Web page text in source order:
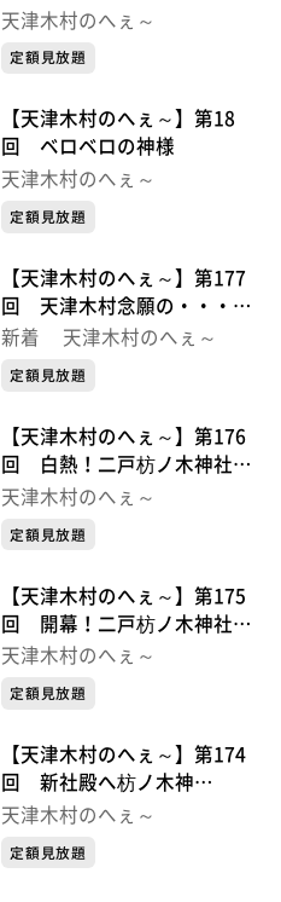
る 南部・伊達の藩境①
天津木村のへぇ～
定額見放題
【天津木村のへぇ～】第18
回 ベロベロの神様
天津木村のへぇ～
定額見放題
【天津木村のへぇ～】第177
回 天津木村念願の・・・義
経北行伝説序章①
新着 天津木村のへぇ～
定額見放題
【天津木村のへぇ～】第176
回 白熱！二戸枋ノ木神社金
勢祭り・・・金勢様シリーズ
天津木村のへぇ～
定額見放題
【天津木村のへぇ～】第175
回 開幕！二戸枋ノ木神社金
勢祭り・・・金勢様シリーズ
天津木村のへぇ～
定額見放題
【天津木村のへぇ～】第174
回 新社殿へ枋ノ木神
社・・・金勢様シリーズ⑥
天津木村のへぇ～
定額見放題